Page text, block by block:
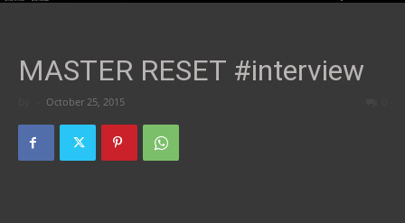
MASTER RESET #interview
October 25, 2015